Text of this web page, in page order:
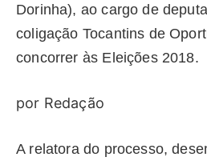
Dorinha), ao cargo de
coligação Tocantins de
concorrer às Eleições 2018.
por Redação
A relatora do processo,